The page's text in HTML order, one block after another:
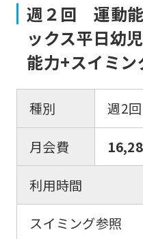
週２回 運動能
ックス平日幼
能力+スイミン
種別
週2回
月会費
利用時間
スイミング参照